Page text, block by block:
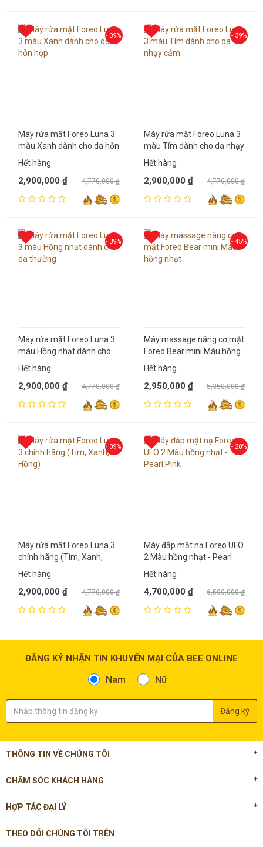
- 39%
Máy rửa mặt Foreo Luna 3
màu Xanh dành cho da hỗn
hợp
Hết hàng
2,900,000 ₫ 4,770,000 ₫
- 39%
Máy rửa mặt Foreo Luna 3
màu Tím dành cho da nhạy
cảm
Hết hàng
2,900,000 ₫ 4,770,000 ₫
- 39%
Máy rửa mặt Foreo Luna 3
màu Hồng nhạt dành cho
da thường
Hết hàng
2,900,000 ₫ 4,770,000 ₫
- 45%
Máy massage nâng cơ mặt
Foreo Bear mini Màu hồng
nhạt
Hết hàng
2,950,000 ₫ 5,350,000 ₫
- 39%
Máy rửa mặt Foreo Luna 3
chính hãng (Tím, Xanh,
Hồng)
Hết hàng
2,900,000 ₫ 4,770,000 ₫
- 28%
Máy đắp mặt nạ Foreo UFO
2 Màu hồng nhạt - Pearl
Pink
Hết hàng
4,700,000 ₫ 6,500,000 ₫
ĐĂNG KÝ NHẬN TIN KHUYẾN MẠI CỦA BEE ONLINE
Nam Nữ
THÔNG TIN VỀ CHÚNG TÔI
CHĂM SÓC KHÁCH HÀNG
HỢP TÁC ĐẠI LÝ
THEO DÕI CHÚNG TÔI TRÊN